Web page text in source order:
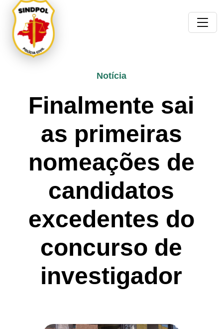
Notícia
Finalmente sai
as primeiras
nomeações de
candidatos
excedentes do
concurso de
investigador